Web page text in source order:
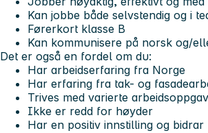
Kan jobbe både selvstendig og i
Førerkort klasse B
Kan kommunisere på norsk og/
Det er også en fordel om du:
Har arbeidserfaring fra Norge
Har erfaring fra tak- og
Trives med varierte
Ikke er redd for høyder
Har en positiv innstilling og bidrar